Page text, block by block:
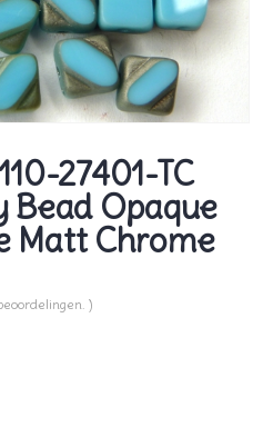
27401-TC
Bead Opaque
Matt Chrome
)